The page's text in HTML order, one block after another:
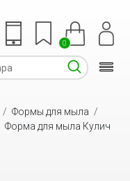
0
/ Формы для мыла /
Форма для мыла Кулич